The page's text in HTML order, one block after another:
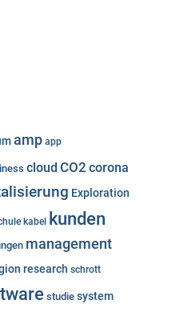
amp app
cloud CO2 corona
Exploration
kabel kunden
management
research schrott
studie system